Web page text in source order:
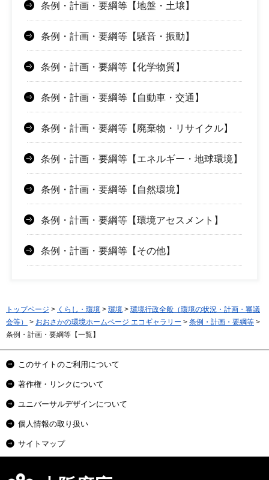
条例・計画・要綱等【地盤・土壌】
条例・計画・要綱等【騒音・振動】
条例・計画・要綱等【化学物質】
条例・計画・要綱等【自動車・交通】
条例・計画・要綱等【廃棄物・リサイクル】
条例・計画・要綱等【エネルギー・地球環境】
条例・計画・要綱等【自然環境】
条例・計画・要綱等【環境アセスメント】
条例・計画・要綱等【その他】
トップページ > くらし・環境 > 環境 > 環境行政全般（環境の状況・計画・審議
会等）
> おおさかの環境ホームページ エコギャラリー > 条例・計画・要綱等 >
条例・計画・要綱等【一覧】
このサイトのご利用について
著作権・リンクについて
ユニバーサルデザインについて
個人情報の取り扱い
サイトマップ